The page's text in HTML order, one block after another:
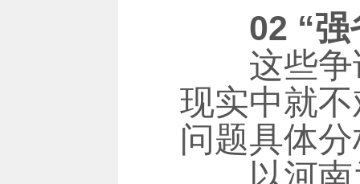
02 “强
这些争论
现实中就
问题具体
以河南为